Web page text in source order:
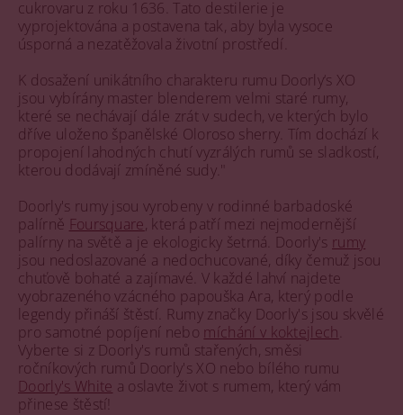
cukrovaru z roku 1636. Tato destilerie je
vyprojektována a postavena tak, aby byla vysoce
úsporná a nezatěžovala životní prostředí.
K dosažení unikátního charakteru rumu Doorly‘s XO
jsou vybírány master blenderem velmi staré rumy,
které se nechávají dále zrát v sudech, ve kterých bylo
dříve uloženo španělské Oloroso sherry. Tím dochází k
propojení lahodných chutí vyzrálých rumů se sladkostí,
kterou dodávají zmíněné sudy."
Doorly's rumy jsou vyrobeny v rodinné barbadoské
palírně Foursquare, která patří mezi nejmodernější
palírny na světě a je ekologicky šetrná. Doorly's rumy
jsou nedoslazované a nedochucované, díky čemuž jsou
chuťově bohaté a zajímavé. V každé lahví najdete
vyobrazeného vzácného papouška Ara, který podle
legendy přináší štěstí. Rumy značky Doorly's jsou skvělé
pro samotné popíjení nebo míchání v koktejlech
Vyberte si z Doorly's rumů stařených, směsi
ročníkových rumů Doorly's XO nebo bílého rumu
Doorly's White a oslavte život s rumem, který vám
přinese štěstí!